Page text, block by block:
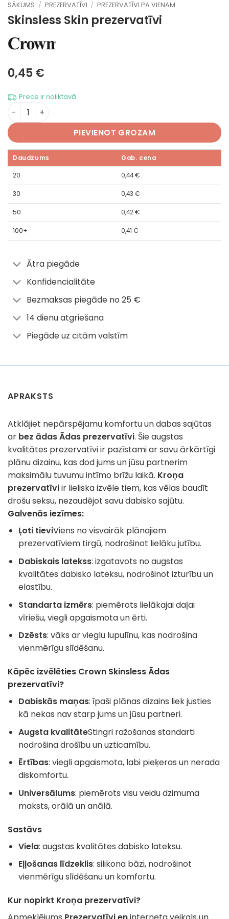
SĀKUMS / PREZERVATĪVI / PREZERVATĪVI PA VIENAM
Skinsless Skin prezervatīvi
0,45 €
Prece ir noliktavā
Skinsless Skin daudzums
PIEVIENOT GROZAM
Daudzums Gab. cena
20 0,44€
30 0,43 €
50 0,42€
100+ 0,41 €
Ātra piegāde
Konfidencialitāte
Bezmaksas piegāde no 25 €
14 dienu atgriešana
Piegāde uz citām valstīm
APRAKSTS
Atklājiet nepārspējamu komfortu un dabas sajūtas
ar bez ādas Ādas prezervatīvi. Šie augstas
kvalitātes prezervatīvi ir pazīstami ar savu ārkārtīgi
plānu dizainu, kas dod jums un jūsu partnerim
maksimālu tuvumu intīmo brīžu laikā. Kroņa
prezervatīviir lieliska izvēle tiem, kas vēlas baudīt
drošu seksu, nezaudējot savu dabisko sajūtu.
Galvenās iezīmes:
Ļoti tieviViens no visvairāk plānajiem
prezervatīviem tirgū, nodrošinot lielāku jutību.
Dabiskais latekss: izgatavots no augstas
kvalitātes dabisko lateksu, nodrošinot izturību un
elastību.
Standarta izmērs: piemērots lielākajai daļai
vīriešu, viegli apgaismota un ērti.
Dzēsts: vāks ar vieglu lupulīnu, kas nodrošina
vienmērīgu slīdēšanu.
Kāpēc izvēlēties Crown Skinsless Ādas
prezervatīvi?
Dabiskās maņas: īpaši plānas dizains liek justies
kā nekas nav starp jums un jūsu partneri.
Augsta kvalitāteStingri ražošanas standarti
nodrošina drošību un uzticamību.
Ērtības: viegli apgaismota, labi pieķeras un nerada
diskomfortu.
Universālums: piemērots visu veidu dzimuma
maksts, orālā un anālā.
Sastāvs
Viela: augstas kvalitātes dabisko lateksu.
Eļļošanas līdzeklis: silikona bāzi, nodrošinot
vienmērīgu slīdēšanu un komfortu.
Kur nopirkt Kroņa prezervatīvi?